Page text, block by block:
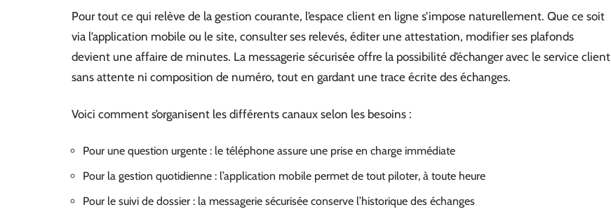
Pour tout ce qui relève de la gestion courante, l’espace client en ligne s’impose naturellement. Que ce soit
via l’application mobile ou le site, consulter ses relevés, éditer une attestation, modifier ses plafonds
devient une affaire de minutes. La messagerie sécurisée offre la possibilité d’échanger avec le service client
sans attente ni composition de numéro, tout en gardant une trace écrite des échanges.
Voici comment s’organisent les différents canaux selon les besoins :
Pour une question urgente : le téléphone assure une prise en charge immédiate
Pour la gestion quotidienne : l’application mobile permet de tout piloter, à toute heure
Pour le suivi de dossier : la messagerie sécurisée conserve l’historique des échanges